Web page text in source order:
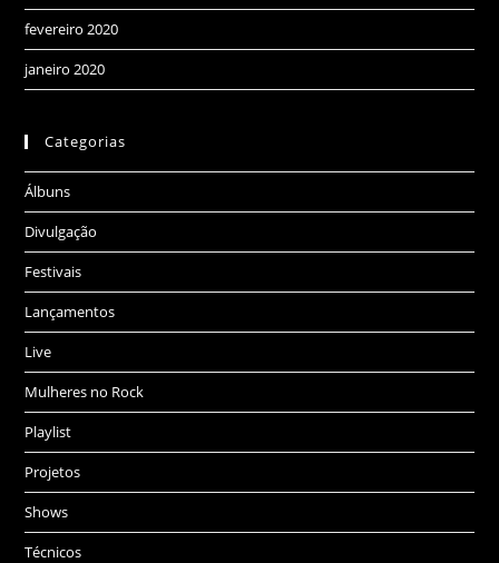
fevereiro 2020
janeiro 2020
Categorias
Álbuns
Divulgação
Festivais
Lançamentos
Live
Mulheres no Rock
Playlist
Projetos
Shows
Técnicos